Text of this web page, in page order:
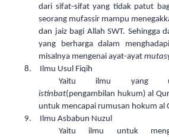
dari sifat-sifat yang tidak patut
seorang mufassir mampu
dan jaiz bagi Allah SWT. Sehingga
yang berharga dalam
misalnya mengenai ayat-ayat
8.
Ilmu Usul Fiqih
Yaitu ilmu yang
istinbat(pengambilan hukum) al
untuk mencapai rumusan hokum al
9.
Ilmu Asbabun Nuzul
Yaitu ilmu untuk